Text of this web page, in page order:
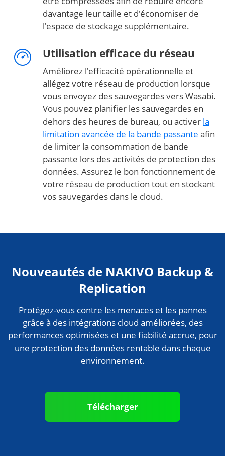
davantage leur taille et d'économiser de
l'espace de stockage supplémentaire.
Utilisation efficace du réseau
Améliorez l'efficacité opérationnelle et
allégez votre réseau de production lorsque
vous envoyez des sauvegardes vers Wasabi.
Vous pouvez planifier les sauvegardes en
dehors des heures de bureau, ou activer la
limitation avancée de la bande passante afin
de limiter la consommation de bande
passante lors des activités de protection des
données. Assurez le bon fonctionnement de
votre réseau de production tout en stockant
vos sauvegardes dans le cloud.
Nouveautés de NAKIVO Backup &
Replication
Protégez-vous contre les menaces et les pannes
grâce à des intégrations cloud améliorées, des
performances optimisées et une fiabilité accrue, pour
une protection des données rentable dans chaque
environnement.
Télécharger